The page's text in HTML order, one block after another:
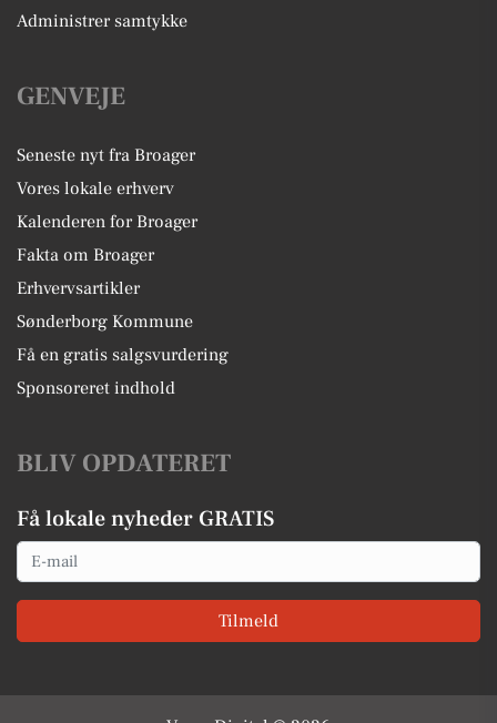
Administrer samtykke
GENVEJE
Seneste nyt fra Broager
Vores lokale erhverv
Kalenderen for Broager
Fakta om Broager
Erhvervsartikler
Sønderborg Kommune
Få en gratis salgsvurdering
Sponsoreret indhold
BLIV OPDATERET
Få lokale nyheder GRATIS
Email
Tilmeld